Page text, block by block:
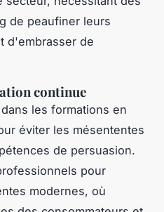
de peaufiner leurs
d'embrasser de
continue
les formations en
éviter les mésententes
de persuasion.
pour
modernes, où